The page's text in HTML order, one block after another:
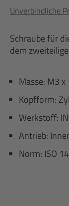
Unverbindliche
Schraube für
dem
Masse: M3
Kopfform:
Werkstoff:
Antrieb:
Norm: ISO